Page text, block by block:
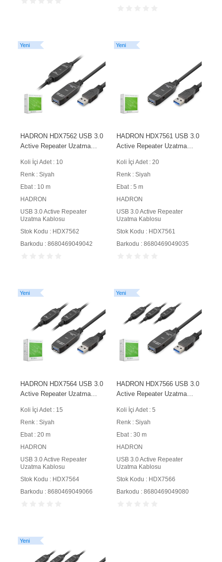
Yeni
HADRON HDX7562 USB 3.0
Active Repeater Uzatma
Koli İçi Adet : 10
Renk : Siyah
Ebat : 10 m
HADRON
USB 3.0 Active Repeater
Uzatma Kablosu
Stok Kodu : HDX7562
Barkodu : 8680469049042
Yeni
HADRON HDX7561 USB 3.0
Active Repeater Uzatma
Koli İçi Adet : 20
Renk : Siyah
Ebat : 5 m
HADRON
USB 3.0 Active Repeater
Uzatma Kablosu
Stok Kodu : HDX7561
Barkodu : 8680469049035
Yeni
HADRON HDX7564 USB 3.0
Active Repeater Uzatma
Koli İçi Adet : 15
Renk : Siyah
Ebat : 20 m
HADRON
USB 3.0 Active Repeater
Uzatma Kablosu
Stok Kodu : HDX7564
Barkodu : 8680469049066
Yeni
HADRON HDX7566 USB 3.0
Active Repeater Uzatma
Koli İçi Adet : 5
Renk : Siyah
Ebat : 30 m
HADRON
USB 3.0 Active Repeater
Uzatma Kablosu
Stok Kodu : HDX7566
Barkodu : 8680469049080
Yeni